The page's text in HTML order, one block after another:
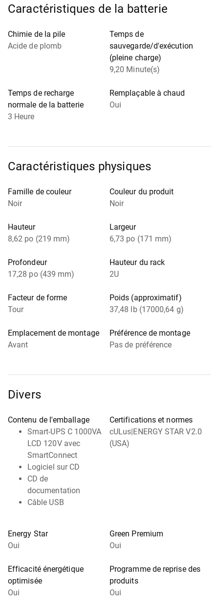
Caractéristiques de la batterie
Chimie de la pile
Acide de plomb
Temps de
sauvegarde/d'exécution
(pleine charge)
9,20 Minute(s)
Temps de recharge
normale de la batterie
3 Heure
Remplaçable à chaud
Oui
Caractéristiques physiques
Famille de couleur
Noir
Couleur du produit
Noir
Hauteur
8,62 po (219 mm)
Largeur
6,73 po (171 mm)
Profondeur
17,28 po (439 mm)
Hauteur du rack
2U
Facteur de forme
Tour
Poids (approximatif)
37,48 lb (17000,64 g)
Emplacement de montage
Avant
Préférence de montage
Pas de préférence
Divers
Contenu de l'emballage
Smart-UPS C 1000VA
LCD 120V avec
SmartConnect
Logiciel sur CD
CD de
documentation
Câble USB
Certifications et normes
cULus|ENERGY STAR V2.0
(USA)
Energy Star
Oui
Green Premium
Oui
Efficacité énergétique
optimisée
Oui
Programme de reprise des
produits
Oui